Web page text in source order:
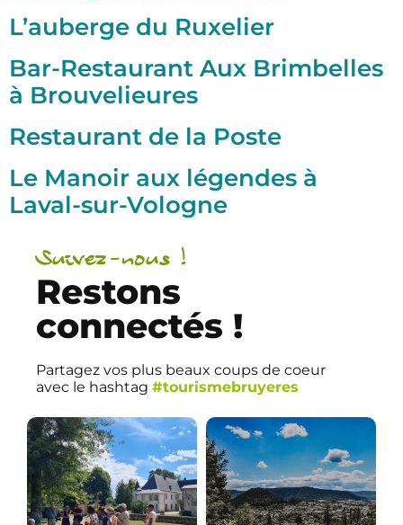
L’auberge du Ruxelier
Bar-Restaurant Aux Brimbelles
à Brouvelieures
Restaurant de la Poste
Le Manoir aux légendes à
Laval-sur-Vologne
Suivez-nous !
Restons
connectés !
Partagez vos plus beaux coups de coeur
avec le hashtag #tourismebruyeres